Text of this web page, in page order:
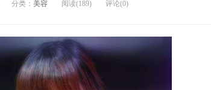
分类： 美容 阅读(189) 评论(0)